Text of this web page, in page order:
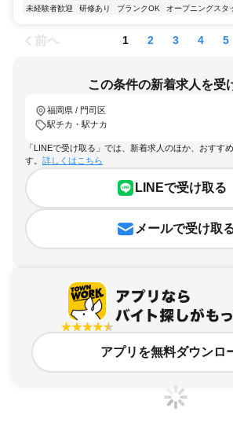
未経験者歓迎
研修あり ブランクOK オープニングスタ
前へ 1 2 3 4 5
この条件の新着求人を受
福岡県 / 門司区
駅チカ・駅ナカ
「LINEで受け取る」では、新着求人のほか、おすす
す。 詳しくはこちら
LINEで受け取る
メールで受け取
アプリを無料ダウンロ